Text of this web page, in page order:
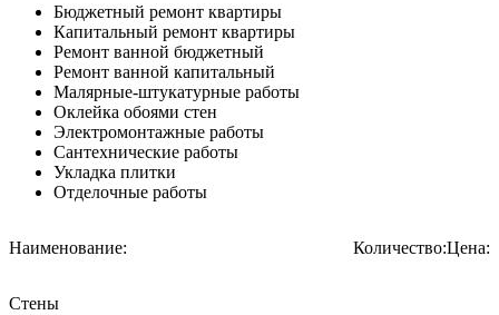
Бюджетный ремонт квартиры
Капитальный ремонт квартиры
Ремонт ванной бюджетный
Ремонт ванной капитальный
Малярные-штукатурные работы
Оклейка обоями стен
Электромонтажные работы
Сантехнические работы
Укладка плитки
Отделочные работы
Наименование: Количество:Цена:
Стены